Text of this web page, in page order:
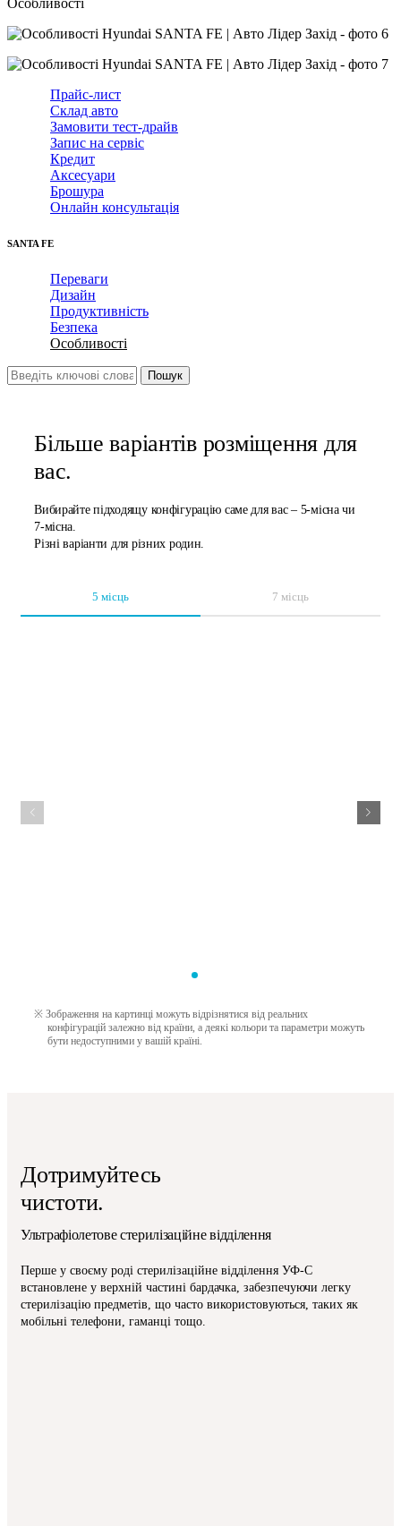
Прайс-лист
Склад авто
Замовити тест-драйв
Запис на сервіс
Кредит
Аксесуари
Брошура
Онлайн консультація
SANTA FE
Переваги
Дизайн
Продуктивність
Безпека
Особливості
Більше варіантів розміщення для
вас.
Вибирайте підходящу конфігурацію саме для вас – 5-місна чи
7-місна.
Різні варіанти для різних родин.
5 місць 7 місць
Зображення на картинці можуть відрізнятися від реальних
конфігурацій залежно від країни, а деякі кольори та параметри можуть
бути недоступними у вашій країні.
Дотримуйтесь
чистоти.
Ультрафіолетове стерилізаційне відділення
Перше у своєму роді стерилізаційне відділення УФ-C
встановлене у верхній частині бардачка, забезпечуючи легку
стерилізацію предметів, що часто використовуються, таких як
мобільні телефони, гаманці тощо.